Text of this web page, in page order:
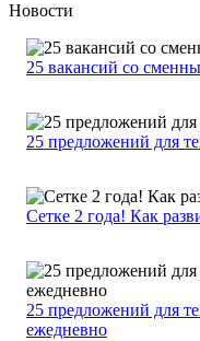
Новости
25 вакансий со
25 предложений для
Сетке 2 года! Как
25 предложений для
ежедневно